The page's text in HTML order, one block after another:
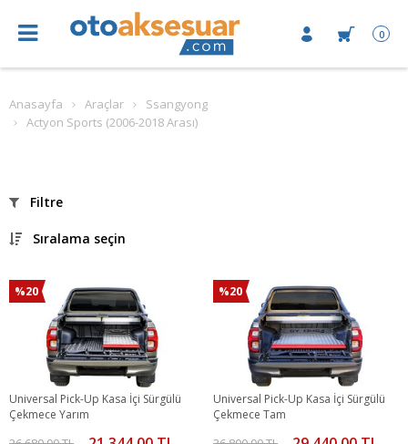
0
Anasayfa Araçlar
Ssangyong
Actyon Sports (2006-2018 Arası)
Filtre
Sıralama seçin
%20
Universal Pick-Up Kasa İçi Sürgülü
Çekmece Yarım
%20
Universal Pick-Up Kasa İçi Sürgülü
Çekmece Tam